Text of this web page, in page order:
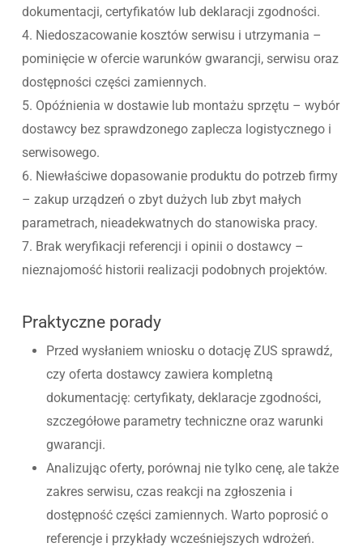
dokumentacji, certyfikatów lub deklaracji zgodności.
4. Niedoszacowanie kosztów serwisu i utrzymania –
pominięcie w ofercie warunków gwarancji, serwisu oraz
dostępności części zamiennych.
5. Opóźnienia w dostawie lub montażu sprzętu – wybór
dostawcy bez sprawdzonego zaplecza logistycznego i
serwisowego.
6. Niewłaściwe dopasowanie produktu do potrzeb firmy
– zakup urządzeń o zbyt dużych lub zbyt małych
parametrach, nieadekwatnych do stanowiska pracy.
7. Brak weryfikacji referencji i opinii o dostawcy –
nieznajomość historii realizacji podobnych projektów.
Praktyczne porady
Przed wysłaniem wniosku o dotację ZUS sprawdź,
czy oferta dostawcy zawiera kompletną
dokumentację: certyfikaty, deklaracje zgodności,
szczegółowe parametry techniczne oraz warunki
gwarancji.
Analizując oferty, porównaj nie tylko cenę, ale także
zakres serwisu, czas reakcji na zgłoszenia i
dostępność części zamiennych. Warto poprosić o
referencje i przykłady wcześniejszych wdrożeń.